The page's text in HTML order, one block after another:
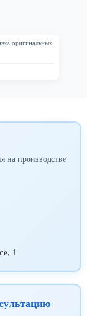
оригинальных
на производстве
1